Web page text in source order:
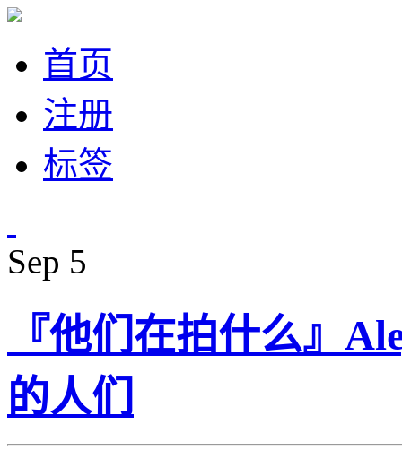
首页
注册
标签
Sep 5
『他们在拍什么』
的人们